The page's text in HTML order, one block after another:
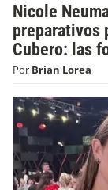
Nicole
preparativos
Cubero: las
Por Brian Lorea